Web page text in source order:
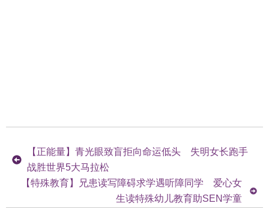
【正能量】青光眼致盲拒向命运低头 失明女长跑手
战胜世界5大马拉松
【特殊教育】兄患读写障碍求学遇听障同学 爱心女
生读特殊幼儿教育助SEN学童